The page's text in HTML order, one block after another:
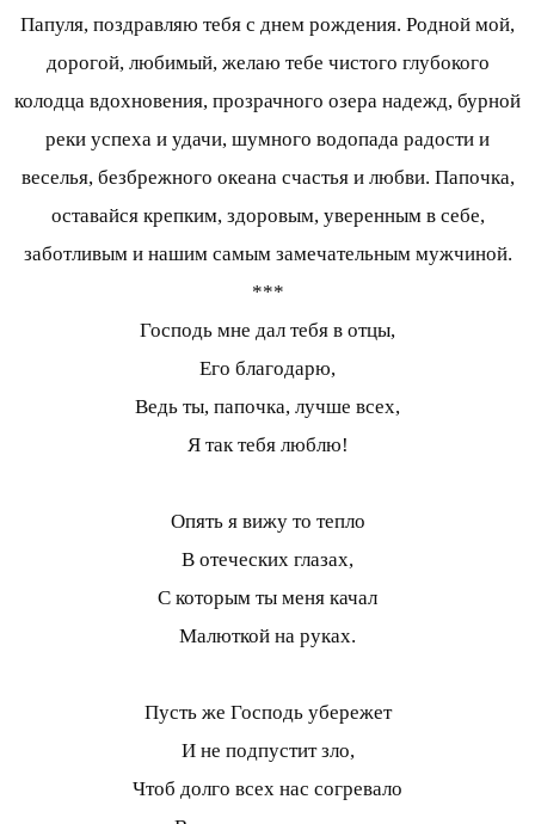
Папуля, поздравляю тебя с днем рождения. Родной мой,
дорогой, любимый, желаю тебе чистого глубокого
колодца вдохновения, прозрачного озера надежд, бурной
реки успеха и удачи, шумного водопада радости и
веселья, безбрежного океана счастья и любви. Папочка,
оставайся крепким, здоровым, уверенным в себе,
заботливым и нашим самым замечательным мужчиной.
***
Господь мне дал тебя в отцы,
Его благодарю,
Ведь ты, папочка, лучше всех,
Я так тебя люблю!
Опять я вижу то тепло
В отеческих глазах,
С которым ты меня качал
Малюткой на руках.
Пусть же Господь убережет
И не подпустит зло,
Чтоб долго всех нас согревало